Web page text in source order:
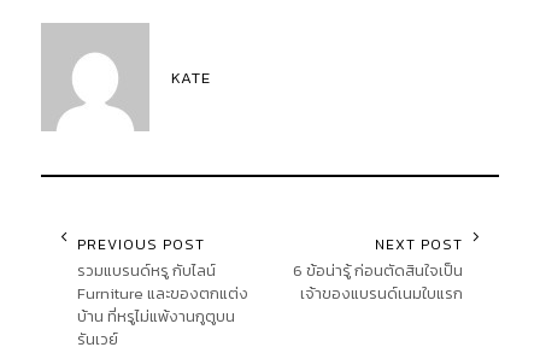
KATE
PREVIOUS POST
รวมแบรนด์หรู กับไลน์
Furniture และของตกแต่ง
บ้าน ที่หรูไม่แพ้งานกูตูบน
รันเวย์
NEXT POST
6 ข้อน่ารู้ ก่อนตัดสินใจเป็น
เจ้าของแบรนด์เนมใบแรก